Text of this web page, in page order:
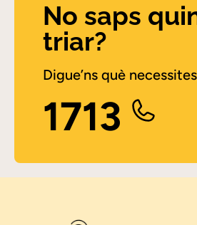
No saps
triar?
Digue’ns què
1713